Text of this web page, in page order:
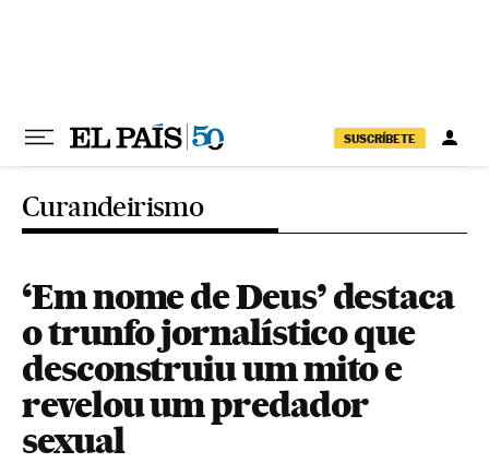
SUSCRÍBETE
Curandeirismo
‘Em nome de Deus’ destaca
o trunfo jornalístico que
desconstruiu um mito e
revelou um predador
sexual